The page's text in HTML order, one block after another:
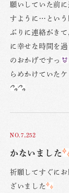
願いしていた前
すように…という
ぶりに連絡がき
に幸せな時間を
のおかげですっ
らめかけていたケ
NO.7,252
かないました
祈願してすぐに
ざいました